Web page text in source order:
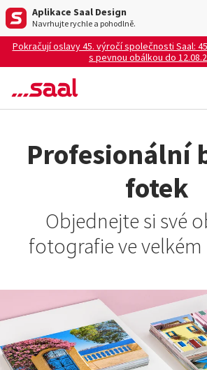
Aplikace Saal Design
Navrhujte rychle a pohodlně.
Pokračují oslavy 45. výročí společnosti Saal:
s pevnou obálkou do
Profesionální
fotek
Objednejte si své
fotografie ve